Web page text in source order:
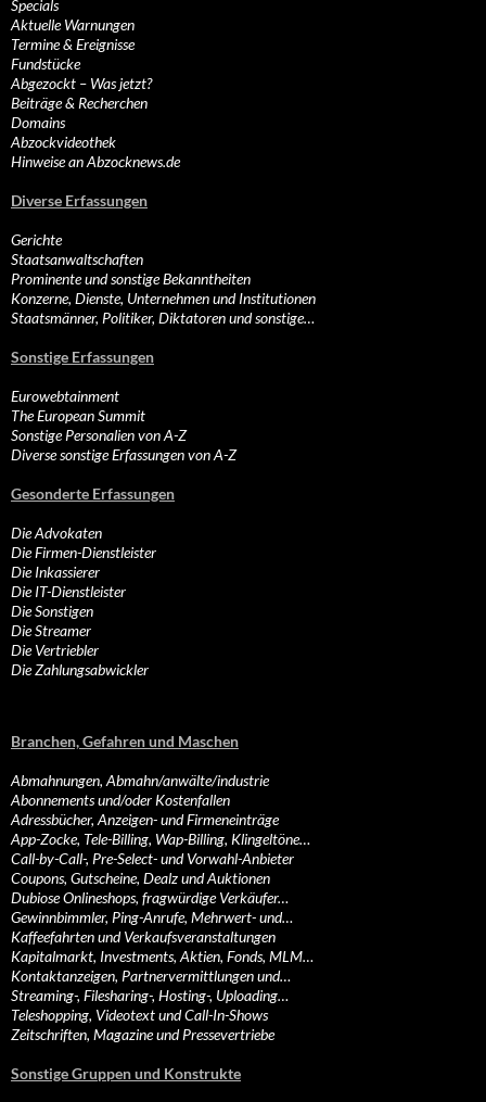
Specials
Aktuelle Warnungen
Termine & Ereignisse
Fundstücke
Abgezockt – Was jetzt?
Beiträge & Recherchen
Domains
Abzockvideothek
Hinweise an Abzocknews.de
Diverse Erfassungen
Gerichte
Staatsanwaltschaften
Prominente und sonstige Bekanntheiten
Konzerne, Dienste, Unternehmen und Institutionen
Staatsmänner, Politiker, Diktatoren und sonstige…
Sonstige Erfassungen
Eurowebtainment
The European Summit
Sonstige Personalien von A-Z
Diverse sonstige Erfassungen von A-Z
Gesonderte Erfassungen
Die Advokaten
Die Firmen-Dienstleister
Die Inkassierer
Die IT-Dienstleister
Die Sonstigen
Die Streamer
Die Vertriebler
Die Zahlungsabwickler
Branchen, Gefahren und Maschen
Abmahnungen, Abmahn/anwälte/industrie
Abonnements und/oder Kostenfallen
Adressbücher, Anzeigen- und Firmeneinträge
App-Zocke, Tele-Billing, Wap-Billing, Klingeltöne…
Call-by-Call-, Pre-Select- und Vorwahl-Anbieter
Coupons, Gutscheine, Dealz und Auktionen
Dubiose Onlineshops, fragwürdige Verkäufer…
Gewinnbimmler, Ping-Anrufe, Mehrwert- und…
Kaffeefahrten und Verkaufsveranstaltungen
Kapitalmarkt, Investments, Aktien, Fonds, MLM…
Kontaktanzeigen, Partnervermittlungen und…
Streaming-, Filesharing-, Hosting-, Uploading…
Teleshopping, Videotext und Call-In-Shows
Zeitschriften, Magazine und Pressevertriebe
Sonstige Gruppen und Konstrukte